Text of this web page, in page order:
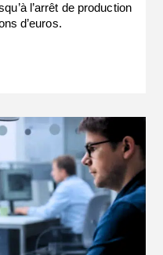
l’arrêt de production
d’euros.